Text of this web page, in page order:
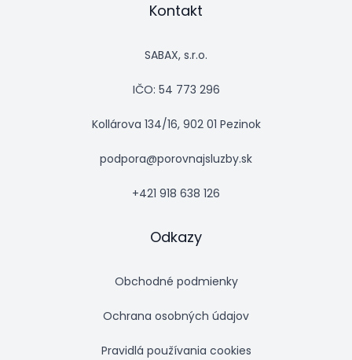
Kontakt
SABAX, s.r.o.
IČO: 54 773 296
Kollárova 134/16, 902 01 Pezinok
podpora@porovnajsluzby.sk
+421 918 638 126
Odkazy
Obchodné podmienky
Ochrana osobných údajov
Pravidlá používania cookies